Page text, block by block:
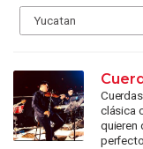
clásica
quieren